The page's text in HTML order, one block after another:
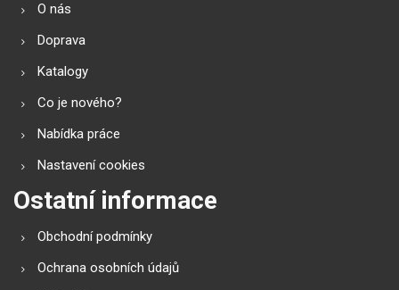
O nás
Doprava
Katalogy
Co je nového?
Nabídka práce
Nastavení cookies
Ostatní informace
Obchodní podmínky
Ochrana osobních údajů